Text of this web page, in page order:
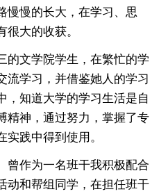
慢慢的长大，在学习、思
大的收获。
的文学院学生，在繁忙的学
流学习，并借鉴她人的学习
，知道大学的学习生活是自
精神，通过努力，掌握了专
践中得到使用。
曾作为一名班干我积极配合
动和帮组同学，在担任班干